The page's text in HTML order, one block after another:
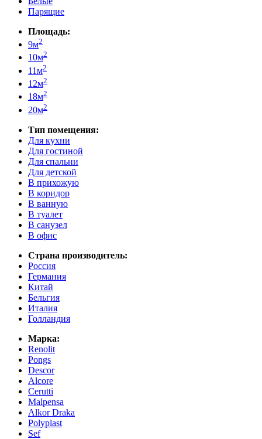
Парящие
Площадь:
9м2
10м2
11м2
12м2
18м2
20м2
Тип помещения:
Для кухни
Для гостиной
Для спальни
Для детской
В прихожую
В коридор
В ванную
В туалет
В санузел
В офис
Страна производитель:
Россия
Германия
Китай
Бельгия
Италия
Голландия
Марка:
Renolit
Pongs
Descor
Alcore
Cerutti
Malpensa
Alkor Draka
Polyplast
Sef